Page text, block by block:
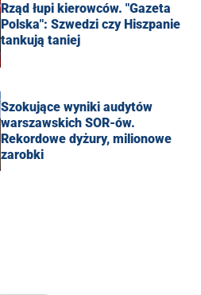
Rząd łupi kierowców. "Gazeta
Polska": Szwedzi czy Hiszpanie
tankują taniej
Szokujące wyniki audytów
warszawskich SOR-ów.
Rekordowe dyżury, milionowe
zarobki